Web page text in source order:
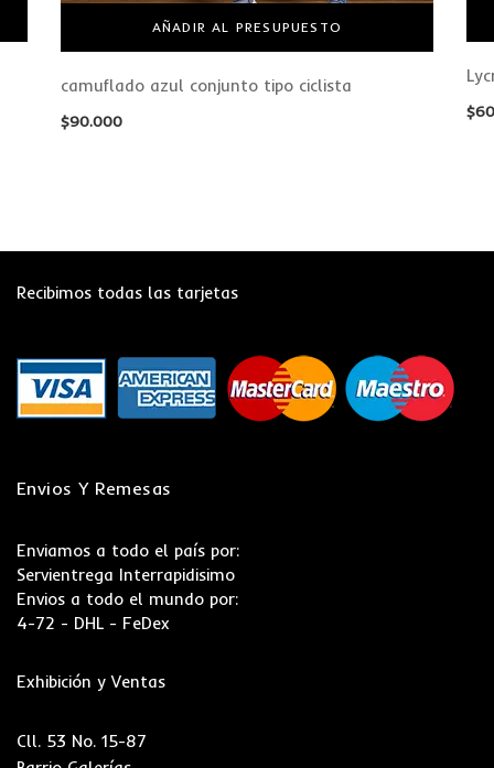
AÑADIR AL PRESUPUESTO
camuflado azul conjunto tipo ciclista
$90.000
$
Recibimos todas las tarjetas
Envios Y Remesas
Enviamos a todo el país por:
Servientrega Interrapidisimo
Envios a todo el mundo por:
4-72 - DHL - FeDex
Exhibición y Ventas
Cll. 53 No. 15-87